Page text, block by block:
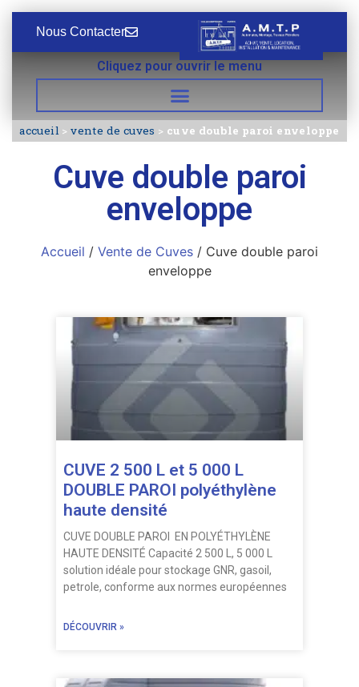
Nous Contacter
Cliquez pour ouvrir le menu
accueil>vente de cuves > cuve double paroi enveloppe
Cuve double paroi
enveloppe
Accueil / Vente de Cuves / Cuve double paroi
enveloppe
CUVE 2 500 L et 5 000 L
DOUBLE PAROI polyéthylène
haute densité
CUVE DOUBLE PAROI EN POLYÉTHYLÈNE
HAUTE DENSITÉ Capacité 2 500 L, 5 000 L
solution idéale pour stockage GNR, gasoil,
petrole, conforme aux normes européennes
DÉCOUVRIR »